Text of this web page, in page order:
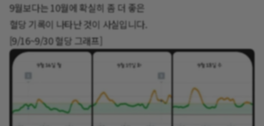
9월보다는 10월에 확실히 좀 더 좋은
혈당 기록이 나타난 것이 사실입니다.
[9/16~9/30 혈당 그래프]